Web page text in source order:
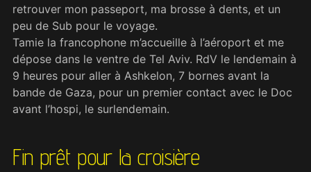
retrouver mon passeport, ma brosse à dents, et un
peu de Sub pour le voyage.
Tamie la francophone m’accueille à l’aéroport et me
dépose dans le ventre de Tel Aviv. RdV le lendemain à
9 heures pour aller à Ashkelon, 7 bornes avant la
bande de Gaza, pour un premier contact avec le Doc
avant l’hospi, le surlendemain.
Fin prêt pour la croisière